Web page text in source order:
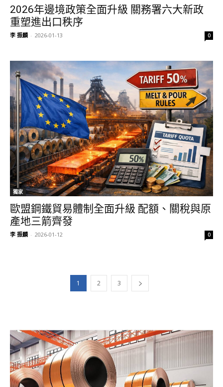
2026年邊境政策全面升級 關務署六大新政
重塑進出口秩序
李 振麟 - 2026-01-13 0
獨家
歐盟鋼鐵貿易體制全面升級 配額、關稅與原
產地三箭齊發
李 振麟 - 2026-01-12 0
1 2 3